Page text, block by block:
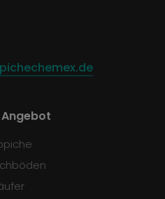
Angebot